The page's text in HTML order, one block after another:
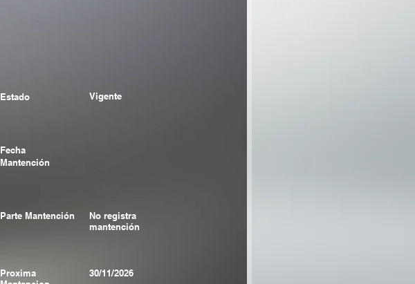
Estado Vigente
Fecha
Mantención
Parte Mantención
No registra
mantención
Proxima
30/11/2026